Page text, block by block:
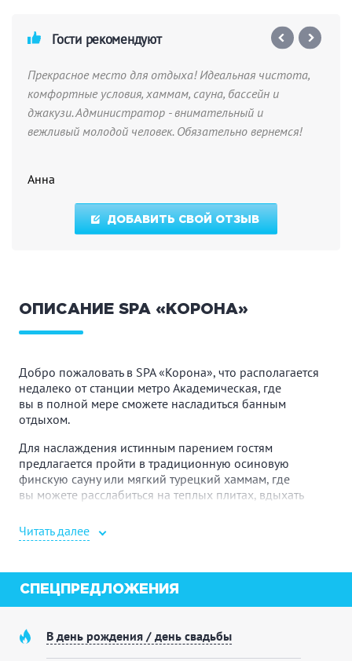
ОПИСАНИЕ SPA «КОРОНА»
Добро пожаловать в SPA «Корона», что располагается
недалеко от станции метро Академическая, где
вы в полной мере сможете насладиться банным
отдыхом.
Для наслаждения истинным парением гостям
предлагается пройти в традиционную осиновую
финскую сауну или мягкий турецкий хаммам, где
вы можете расслабиться на теплых плитах, вдыхать
кожи и организма в целом.
обливочные ведра с ледяной водой, круглая ванна
джакузи вместимостью 6-8 человек и просторный
оставалась чистой.
Читать далее
СПЕЦПРЕДЛОЖЕНИЯ
В день рождения / день свадьбы
Гости рекомендуют
Прекрасное место для отдыха! Идеальная чистота,
комфортные условия, хаммам, сауна, бассейн и
джакузи. Администратор - внимательный и
вежливый молодой человек. Обязательно вернемся!
Анна
ДОБАВИТЬ СВОЙ ОТЗЫВ